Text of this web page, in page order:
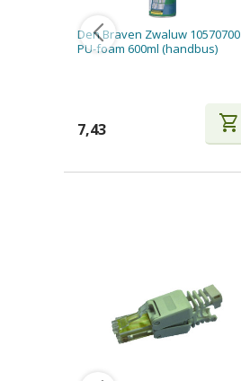
Den Braven Zwaluw 10570700
PU-foam 600ml (handbus)
7,43 shopping_cart